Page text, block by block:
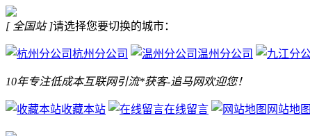
[ 全国站 ]请选择您要切换的城市：
杭州分公司 温州分公司
10年专注低成本互联网引流*获客-追马网欢迎您！
收藏本站 在线留言 网站地图